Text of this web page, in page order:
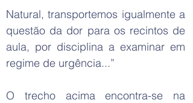
Natural, transportemos igualmente a
questão da dor para os recintos de
aula, por disciplina a examinar em
regime de urgência...”
O trecho acima encontra-se na